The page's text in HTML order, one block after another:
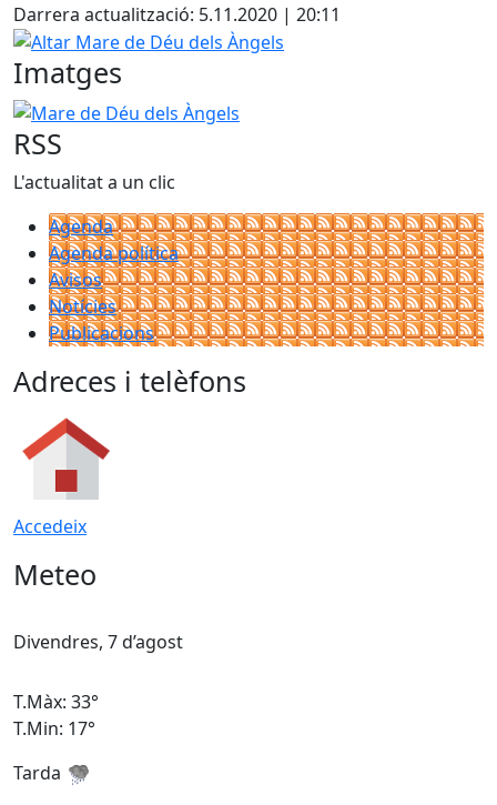
Darrera actualització: 5.11.2020 | 20:11
Altar Mare de Déu dels Àngels
Imatges
Mare de Déu dels Àngels
RSS
L'actualitat a un clic
Agenda
Agenda política
Avisos
Notícies
Publicacions
Adreces i telèfons
Accedeix
Meteo
Divendres, 7 d’agost
T.Màx: 33°
T.Min: 17°
Tarda